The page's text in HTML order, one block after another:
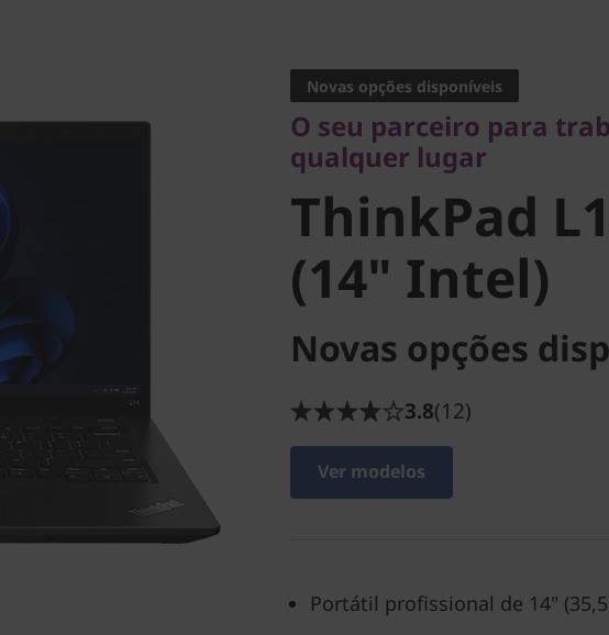
qualquer lugar
ThinkPad L14
(14" Intel)
Novas opções disponíveis
O seu parceiro para
qualquer lugar
ThinkPad
(14" Intel)
Novas opções
3.8(12)
Ver modelos
Portátil profissional de 14"